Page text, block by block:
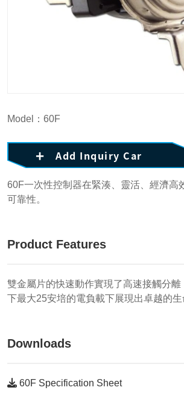
60F一次性控制器在緊湊、靈活、經濟高
可靠性。
Product Features
雙金屬片的快速動作實現了高速接觸分
下最大25安培的電負載下展現出卓越的生
Downloads
60F Specification Sheet
Model：60F
Add Inquiry Car